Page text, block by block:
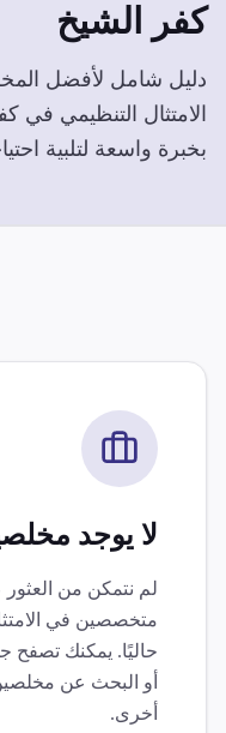
كفر الشيخ
دليل شامل لأفضل
الامتثال التنظيمي في
بخبرة واسعة لتلبية
لا يوجد
لم نتمكن من
متخصصين في
حاليًا. يمكنك تصفح
أو البحث عن
أخرى.